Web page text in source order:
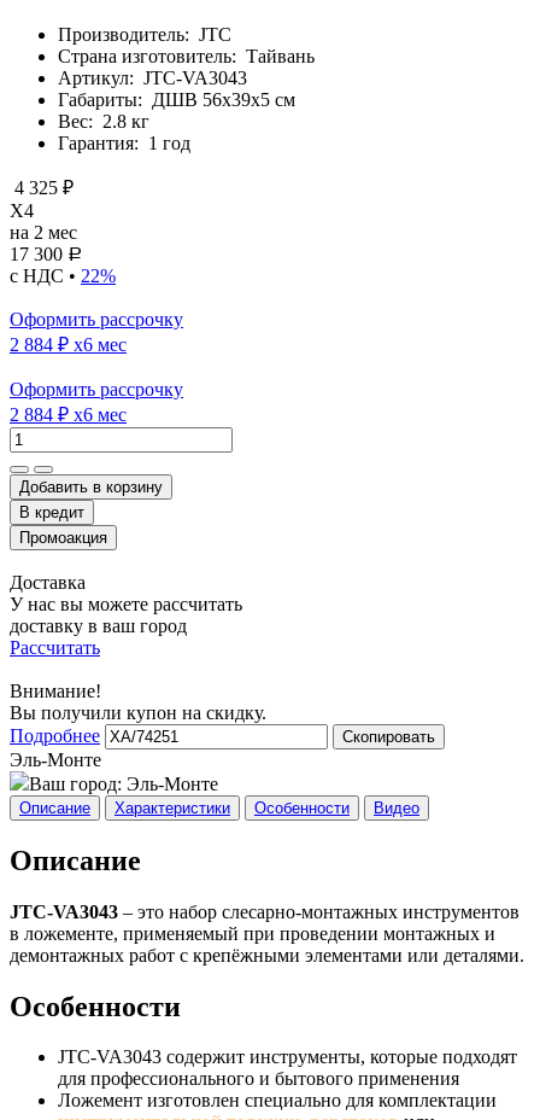
Производитель: JTC
Страна изготовитель: Тайвань
Артикул: JTC-VA3043
Габариты: ДШВ 56х39х5 см
Вес: 2.8 кг
Гарантия: 1 год
4 325 ₽
X4
на 2 мес
17 300 Р
с НДС • 22%
Оформить рассрочку
2 884 ₽ x6 мес
Оформить рассрочку
2 884 ₽ x6 мес
Добавить в корзину
Доставка
У нас вы можете рассчитать
доставку в ваш город
Рассчитать
Внимание!
Вы получили купон на скидку.
Подробнее
Скопировать
Эль-Монте
Ваш город: Эль-Монте
Описание Характеристики Особенности Видео
Описание
JTC-VA3043 – это набор слесарно-монтажных инструментов
в ложементе, применяемый при проведении монтажных и
демонтажных работ с крепёжными элементами или деталями.
Особенности
JTC-VA3043 содержит инструменты, которые подходят
для профессионального и бытового применения
Ложемент изготовлен специально для комплектации